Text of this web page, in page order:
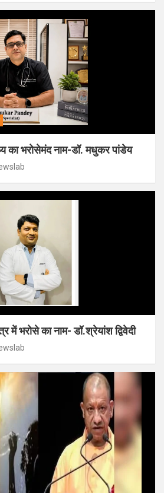
का भरोसेमंद नाम-डॉ. मधुकर पांडेय
में भरोसे का नाम- डॉ.श्रेयांश द्विवेदी